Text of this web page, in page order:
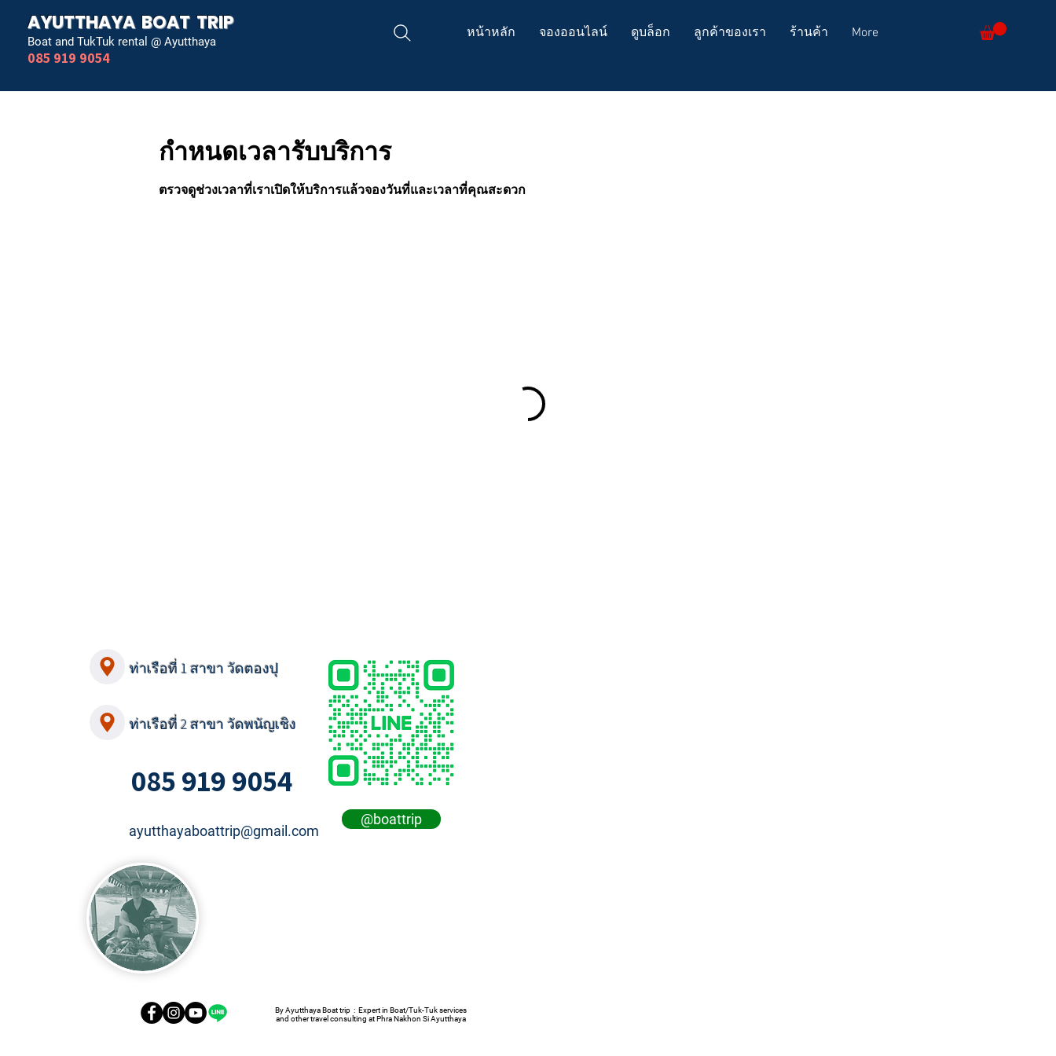
AYUTTHAYA BOAT TRIP
Boat and TukTuk rental @ Ayutthaya
085 919 9054
หน้าหลัก จองออนไลน์ ดูบล็อก ลูกค้าของเรา ร้านค้า More เข้าสู่ระบบ
กำหนดเวลารับบริการ
ตรวจดูช่วงเวลาที่เราเปิดให้บริการแล้วจองวันที่และเวลาที่คุณสะดวก
ท่าเรือที่ 1 สาขา วัดตองปุ
ท่าเรือที่ 2 สาขา วัดพนัญเชิง
085 919 9054
ayutthayaboattrip@gmail.com
@boattrip
By Ayutthaya Boat trip : Expert in Boat/Tuk-Tuk services
and other travel consulting at Phra Nakhon Si Ayutthaya